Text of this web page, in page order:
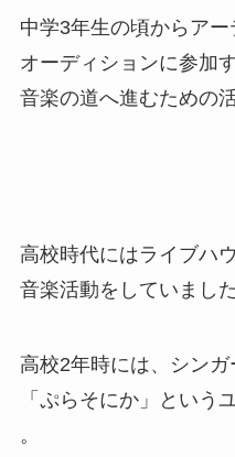
中学3年生の頃からア
オーディションに参加
音楽の道へ進むための
高校時代にはライブハ
音楽活動をしていました
高校2年時には、シン
「ぷらそにか」という
。